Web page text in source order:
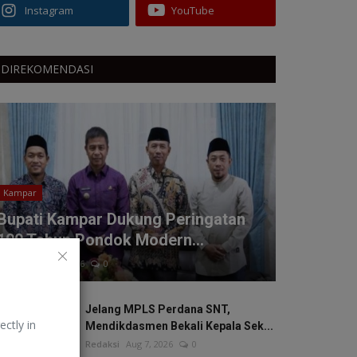
in
Instagram YouTube
DIREKOMENDASI
Kampar
Kampar Dukung Peringatan
Tahun Pondok Modern...
Aug 7, 2026 0
Jelang MPLS Perdana SNT,
Mendikdasmen Bekali Kepala Sek...
Redaksi Aug 7, 2026 0